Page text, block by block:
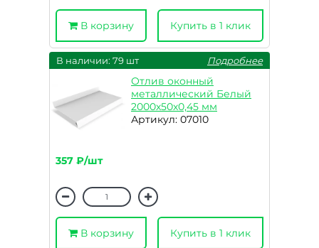
В корзину Купить в 1 клик
В наличии: 79 шт Подробнее
Отлив оконный
металлический Белый
2000х50х0,45 мм
Артикул: 07010
357 ₽/шт
В корзину Купить в 1 клик